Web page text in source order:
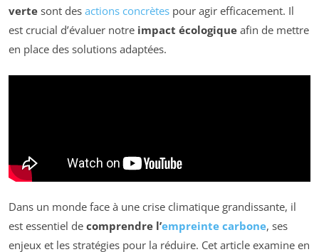
verte sont des actions concrètes pour agir efficacement. Il
est crucial d’évaluer notre impact écologique afin de mettre
en place des solutions adaptées.
Dans un monde face à une crise climatique grandissante, il
est essentiel de comprendre l’empreinte carbone, ses
enjeux et les stratégies pour la réduire. Cet article examine en